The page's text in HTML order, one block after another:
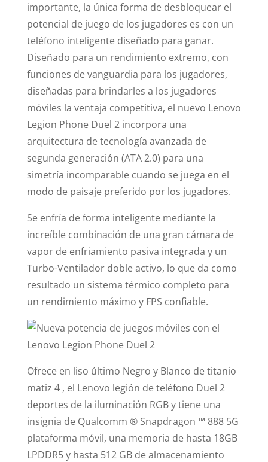
importante, la única forma de desbloquear el
potencial de juego de los jugadores es con un
teléfono inteligente diseñado para ganar.
Diseñado para un rendimiento extremo, con
funciones de vanguardia para los jugadores,
diseñadas para brindarles a los jugadores
móviles la ventaja competitiva, el nuevo Lenovo
Legion Phone Duel 2 incorpora una
arquitectura de tecnología avanzada de
segunda generación (ATA 2.0) para una
simetría incomparable cuando se juega en el
modo de paisaje preferido por los jugadores.
Se enfría de forma inteligente mediante la
increíble combinación de una gran cámara de
vapor de enfriamiento pasiva integrada y un
Turbo-Ventilador doble activo, lo que da como
resultado un sistema térmico completo para
un rendimiento máximo y FPS confiable.
Ofrece en liso último Negro y Blanco de titanio
matiz 4 , el Lenovo legión de teléfono Duel 2
deportes de la iluminación RGB y tiene una
insignia de Qualcomm ® Snapdragon ™ 888 5G
plataforma móvil, una memoria de hasta 18GB
LPDDR5 y hasta 512 GB de almacenamiento